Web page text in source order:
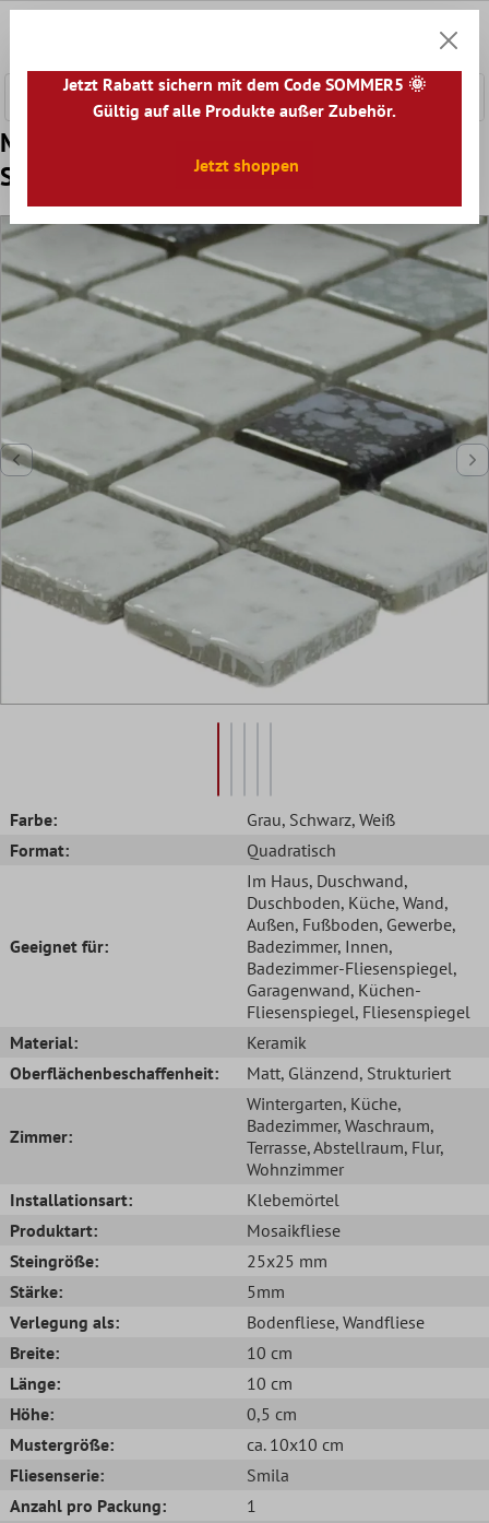
Muster Keramikmosaik Fliesen Smila Weiß
Schwarz
Farbe: Grau, Schwarz, Weiß
Format:
Quadratisch
Geeignet für:
Im Haus, Duschwand,
Duschboden, Küche, Wand,
Außen, Fußboden, Gewerbe,
Badezimmer, Innen,
Badezimmer-Fliesenspiegel,
Garagenwand, Küchen-
Fliesenspiegel, Fliesenspiegel
Material:
Keramik
Oberflächenbeschaffenheit:
Matt, Glänzend, Strukturiert
Zimmer:
Wintergarten, Küche,
Badezimmer, Waschraum,
Terrasse, Abstellraum, Flur,
Wohnzimmer
Installationsart:
Klebemörtel
Produktart:
Mosaikfliese
Steingröße:
25x25 mm
Stärke:
5mm
Verlegung als:
Bodenfliese, Wandfliese
Breite:
10 cm
Länge:
10 cm
Höhe:
0,5 cm
Mustergröße:
ca. 10x10 cm
Fliesenserie:
Smila
Anzahl pro Packung:
1
Jetzt Rabatt sichern mit dem Code SOMMER5 🌞
Gültig auf alle Produkte außer Zubehör.
Jetzt shoppen